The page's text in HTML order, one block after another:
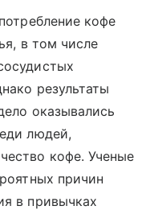
кофе
в том числе
результаты
оказывались
людей,
кофе. Ученые
причин
в привычках